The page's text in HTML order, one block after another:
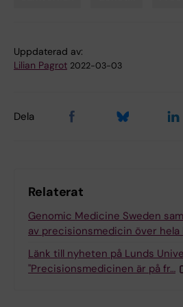
Uppdaterad av:
Lilian Pagrot 2022-03-03
Dela
Relaterat
Genomic Medicine Sweden
av precisionsmedicin över hela
Länk till nyheten på Lunds
"Precisionsmedicinen är på fr…